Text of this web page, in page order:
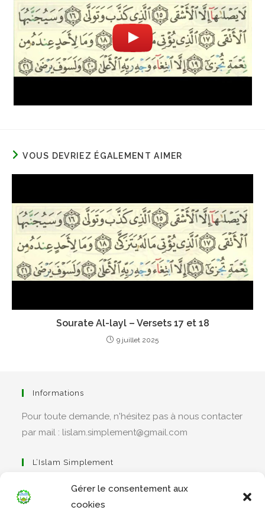
Gérer le consentement aux
cookies
VOUS DEVRIEZ ÉGALEMENT AIMER
Sourate Al-layl – Versets 17 et 18
9 juillet 2025
Informations
Pour toute demande, n'hésitez pas à nous contacter
par mail : lislam.simplement@gmail.com
L’Islam Simplement